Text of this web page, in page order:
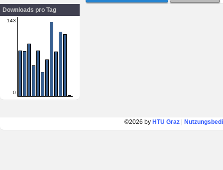
Downloads pro Tag
143
0
©2026 by HTU Graz|